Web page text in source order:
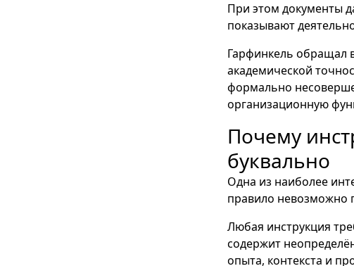
При этом документы
показывают
Гарфинкель обращал
академической
формально
организационную
Почему
буквально
Одна из наиболее
правило невозможно
Любая инструкция
содержит
опыта, контекста и